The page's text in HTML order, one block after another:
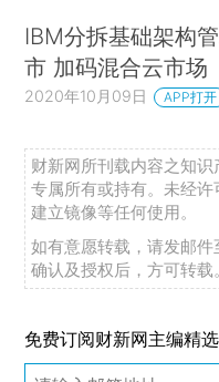
IBM分拆基础架构
市 加码混合云市场
2020年10月09日 APP打开
财新网所刊载内容之知
专属所有或持有。未经
建立镜像等任何使用。
如有意愿转载，请发邮件
确认及授权后，方可转载。
免费订阅财新网主编精